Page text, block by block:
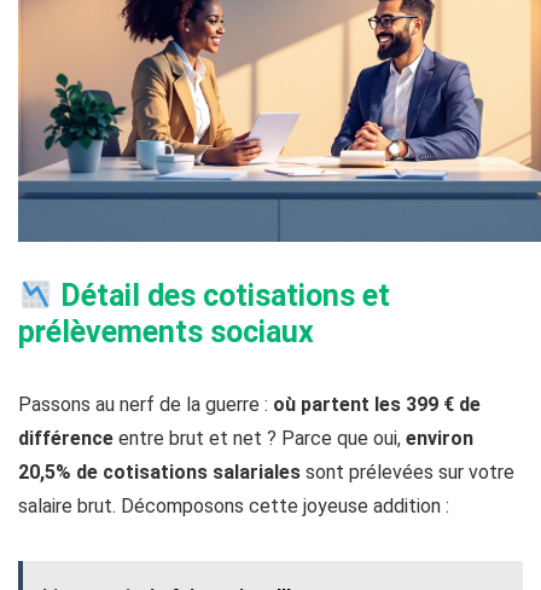
Détail des cotisations et
prélèvements sociaux
Passons au nerf de la guerre : où partent les 399 € de
différence entre brut et net ? Parce que oui, environ
20,5% de cotisations salariales sont prélevées sur votre
salaire brut. Décomposons cette joyeuse addition :